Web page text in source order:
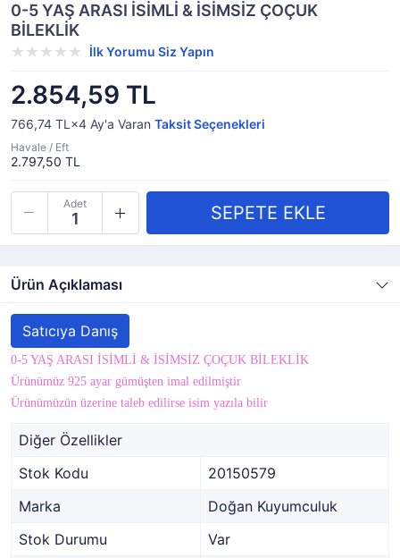
0-5 YAŞ ARASI İSİMLİ & İSİMSİZ ÇOÇUK
BİLEKLİK
İlk Yorumu Siz Yapın
2.854,59 TL
766,74 TL×4 Ay'a Varan Taksit Seçenekleri
Havale / Eft
2.797,50 TL
Adet
Ürün Açıklaması
Satıcıya Danış
0-5 YAŞ ARASI İSİMLİ & İSİMSİZ ÇOÇUK BİLEKLİK
Ürünümüz 925 ayar gümüşten imal edilmiştir
Ürünümüzün üzerine taleb edilirse isim yazıla bilir
Diğer Özellikler
Stok Kodu
20150579
Marka
Doğan Kuyumculuk
Stok Durumu
Var